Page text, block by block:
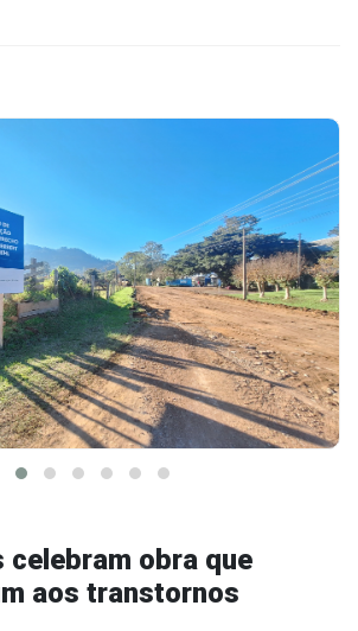
celebram obra que
aos transtornos